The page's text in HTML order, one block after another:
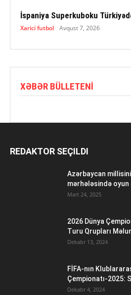
İspaniya Superkuboku
Xarici futbol Avqust 7, 2026
XƏBƏR BÜLLETENI
REDAKTOR SEÇILDI
Azərbaycan
mərhələsində
Mart 24, 2025
2026 Dünya
Turu Qrupları
Dekabr 13, 2024
FİFA-nın
Çempionatı-2025:
Dekabr 4, 2024